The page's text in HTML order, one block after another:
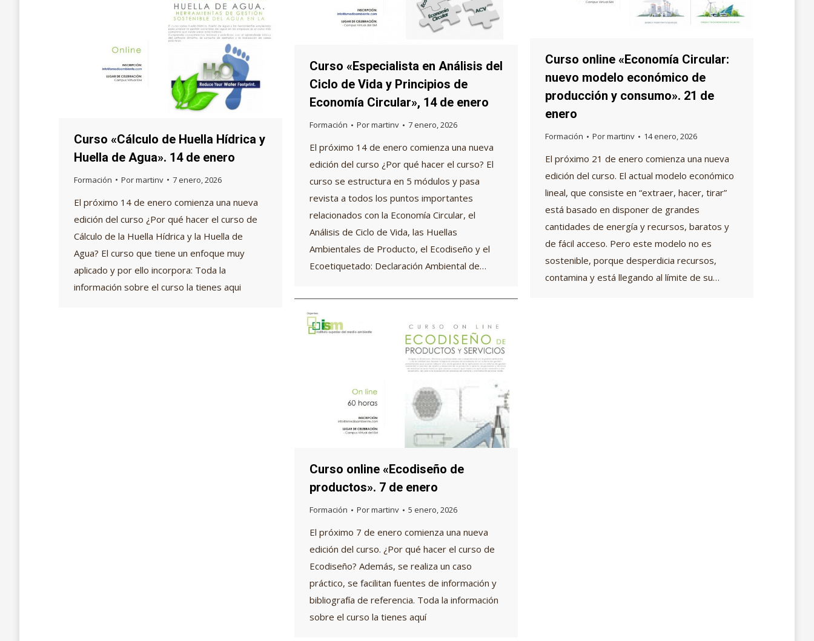
Curso online «Economía Circular:
nuevo modelo económico de
producción y consumo». 21 de
enero
Formación Pormartinv 14 enero, 2026
El próximo 21 de enero comienza una nueva
edición del curso. El actual modelo económico
lineal, que consiste en “extraer, hacer, tirar”
está basado en disponer de grandes
cantidades de energía y recursos, baratos y
de fácil acceso. Pero este modelo no es
sostenible, porque desperdicia recursos,
contamina y está llegando al límite de su…
Curso «Especialista en Análisis del
Ciclo de Vida y Principios de
Economía Circular», 14 de enero
Formación Pormartinv 7 enero, 2026
El próximo 14 de enero comienza una nueva
edición del curso ¿Por qué hacer el curso? El
curso se estructura en 5 módulos y pasa
revista a todos los puntos importantes
relacionados con la Economía Circular, el
Análisis de Ciclo de Vida, las Huellas
Ambientales de Producto, el Ecodiseño y el
Ecoetiquetado: Declaración Ambiental de…
Curso «Cálculo de Huella Hídrica y
Huella de Agua». 14 de enero
Formación Pormartinv 7 enero, 2026
El próximo 14 de enero comienza una nueva
edición del curso ¿Por qué hacer el curso de
Cálculo de la Huella Hídrica y la Huella de
Agua? El curso que tiene un enfoque muy
aplicado y por ello incorpora: Toda la
información sobre el curso la tienes aqui
Curso online «Ecodiseño de
productos». 7 de enero
Formación Pormartinv 5 enero, 2026
El próximo 7 de enero comienza una nueva
edición del curso. ¿Por qué hacer el curso de
Ecodiseño? Además, se realiza un caso
práctico, se facilitan fuentes de información y
bibliografía de referencia. Toda la información
sobre el curso la tienes aquí